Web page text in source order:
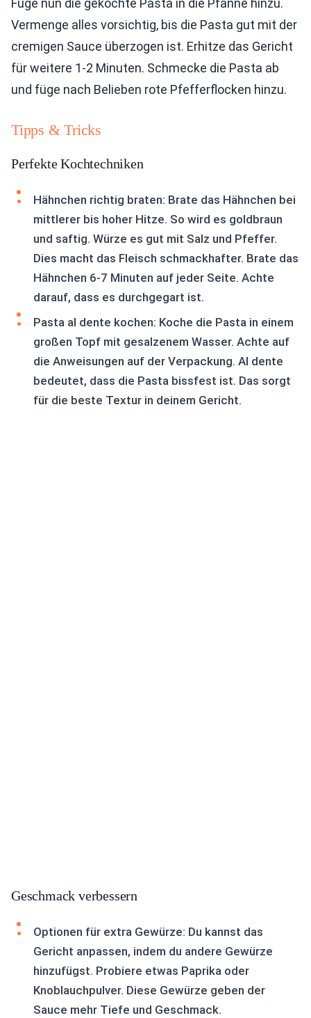
Füge nun die gekochte Pasta in die Pfanne hinzu.
Vermenge alles vorsichtig, bis die Pasta gut mit der
cremigen Sauce überzogen ist. Erhitze das Gericht
für weitere 1-2 Minuten. Schmecke die Pasta ab
und füge nach Belieben rote Pfefferflocken hinzu.
Tipps & Tricks
Perfekte Kochtechniken
Hähnchen richtig braten: Brate das Hähnchen bei
mittlerer bis hoher Hitze. So wird es goldbraun
und saftig. Würze es gut mit Salz und Pfeffer.
Dies macht das Fleisch schmackhafter. Brate das
Hähnchen 6-7 Minuten auf jeder Seite. Achte
darauf, dass es durchgegart ist.
Pasta al dente kochen: Koche die Pasta in einem
großen Topf mit gesalzenem Wasser. Achte auf
die Anweisungen auf der Verpackung. Al dente
bedeutet, dass die Pasta bissfest ist. Das sorgt
für die beste Textur in deinem Gericht.
Geschmack verbessern
Optionen für extra Gewürze: Du kannst das
Gericht anpassen, indem du andere Gewürze
hinzufügst. Probiere etwas Paprika oder
Knoblauchpulver. Diese Gewürze geben der
Sauce mehr Tiefe und Geschmack.